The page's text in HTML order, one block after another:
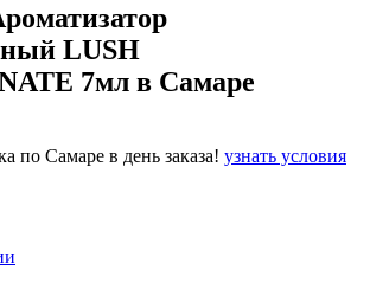
LUSH
7мл в Самаре
по Самаре в день заказа! узнать условия